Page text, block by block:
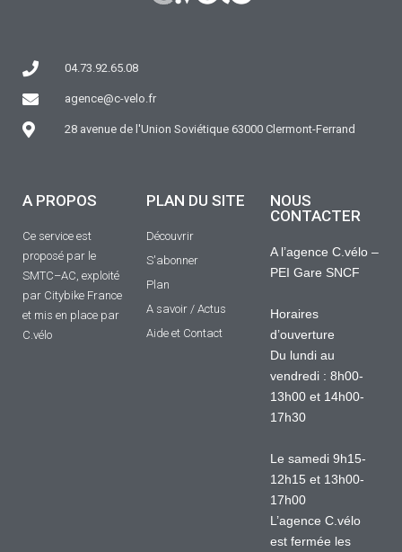
04.73.92.65.08
agence@c-velo.fr
28 avenue de l'Union Soviétique 63000 Clermont-Ferrand
A PROPOS
Ce service est
proposé par le
SMTC–AC, exploité
par Citybike France
et mis en place par
C.vélo
PLAN DU SITE
Découvrir
S'abonner
Plan
A savoir / Actus
Aide et Contact
NOUS
CONTACTER
A l’agence C.vélo –
PEI Gare SNCF
Horaires
d’ouverture
Du lundi au
vendredi : 8h00-
13h00 et 14h00-
17h30
Le samedi 9h15-
12h15 et 13h00-
17h00
L’agence C.vélo
est fermée les